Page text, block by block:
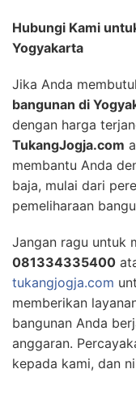
Hubungi Kami
Yogyakarta
Jika Anda
bangunan di
dengan harga
TukangJogja.com
membantu Anda
baja, mulai dari
pemeliharaan
Jangan ragu untuk
081334335400
tukangjogja.com
memberikan
bangunan Anda
anggaran.
kepada kami, dan